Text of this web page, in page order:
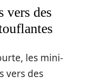
vers des
les mini-
vers des